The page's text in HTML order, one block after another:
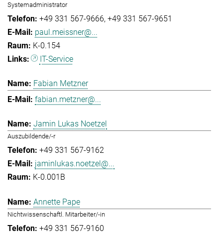
Systemadministrator
+49 331 567-9666 +49 331 567-9651
paul.meissner@...
K-0.154
IT-Service
Fabian Metzner
fabian.metzner@...
Jamin Lukas Noetzel
Auszubildende/-r
+49 331 567-9162
jaminlukas.noetzel@...
K-0.001B
Annette Pape
Nichtwissenschaftl. Mitarbeiter/-in
+49 331 567-9160